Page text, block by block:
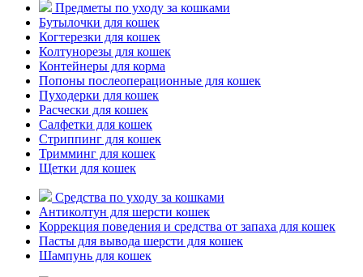
Предметы по уходу за кошками
Бутылочки для кошек
Когтерезки для кошек
Колтунорезы для кошек
Контейнеры для корма
Попоны послеоперационные для кошек
Пуходерки для кошек
Расчески для кошек
Салфетки для кошек
Стриппинг для кошек
Тримминг для кошек
Щетки для кошек
Средства по уходу за кошками
Антиколтун для шерсти кошек
Коррекция поведения и средства от запаха для кошек
Пасты для вывода шерсти для кошек
Шампунь для кошек